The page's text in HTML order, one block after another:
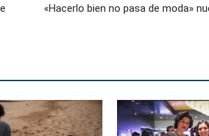
«Hacerlo bien no pasa de moda»